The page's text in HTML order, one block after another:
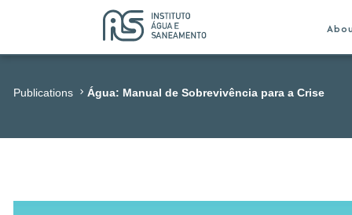
Publications Água: Manual de Sobrevivência para a Crise